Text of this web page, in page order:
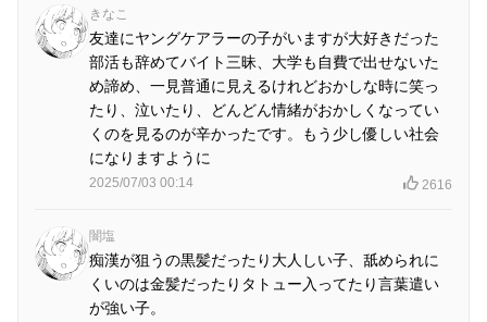
きなこ
友達にヤングケアラーの子がいますが大好きだった
部活も辞めてバイト三昧、大学も自費で出せないた
め諦め、一見普通に見えるけれどおかしな時に笑っ
たり、泣いたり、どんどん情緒がおかしくなってい
くのを見るのが辛かったです。もう少し優しい社会
になりますように
2025/07/03 00:14 2616
闇塩
痴漢が狙うの黒髪だったり大人しい子、舐められに
くいのは金髪だったりタトュー入ってたり言葉遣い
が強い子。